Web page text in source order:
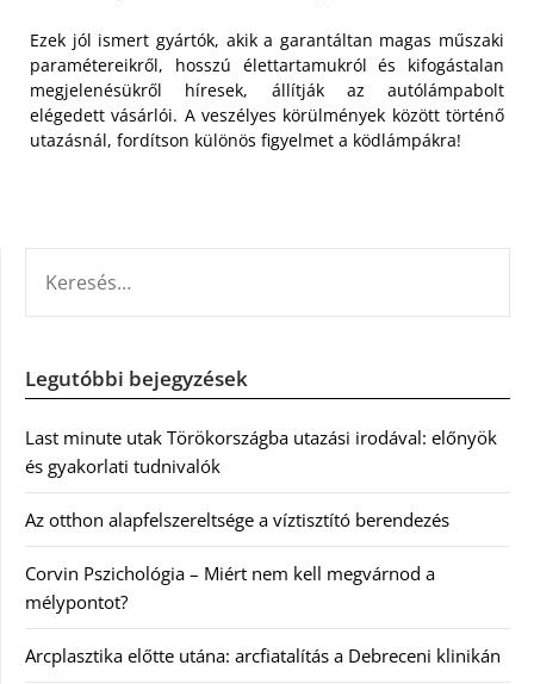
Ezek jól ismert gyártók, akik a garantáltan magas műszaki
paramétereikről, hosszú élettartamukról és kifogástalan
megjelenésükről híresek, állítják az autólámpabolt
elégedett vásárlói. A veszélyes körülmények között történő
utazásnál, fordítson különös figyelmet a ködlámpákra!
Legutóbbi bejegyzések
Last minute utak Törökországba utazási irodával: előnyök
és gyakorlati tudnivalók
Az otthon alapfelszereltsége a víztisztító berendezés
Corvin Pszichológia – Miért nem kell megvárnod a
mélypontot?
Arcplasztika előtte utána: arcfiatalítás a Debreceni klinikán